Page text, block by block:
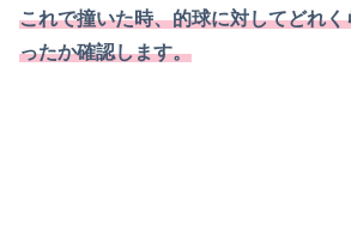
これで撞いた時、的球に対してどれ
ったか確認します。